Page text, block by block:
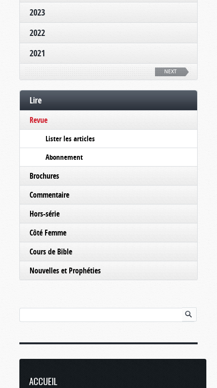
2023
2022
2021
NEXT
Lire
Revue
Lister les articles
Abonnement
Brochures
Commentaire
Hors-série
Côté Femme
Cours de Bible
Nouvelles et Prophéties
ACCUEIL